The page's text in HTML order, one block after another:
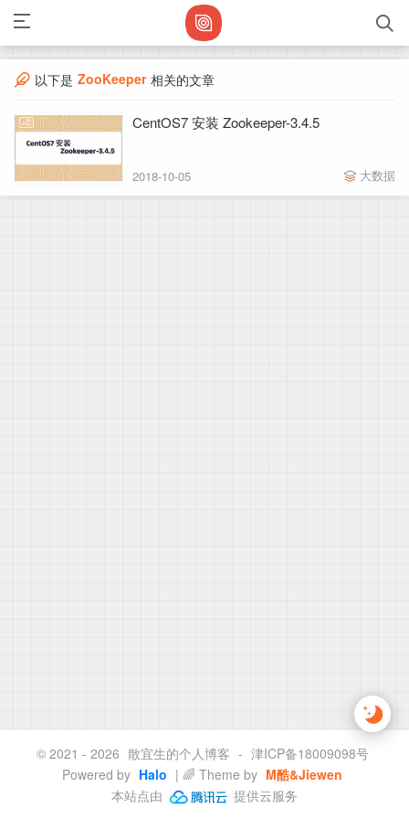
以下是 ZooKeeper 相关的文章
CentOS7 安装 Zookeeper-3.4.5
2018-10-05 大数据
© 2021 - 2026 散宜生的个人博客 - 津ICP备18009098号
Powered by Halo | 🌈 Theme by M酷&Jiewen
本站点由
提供云服务